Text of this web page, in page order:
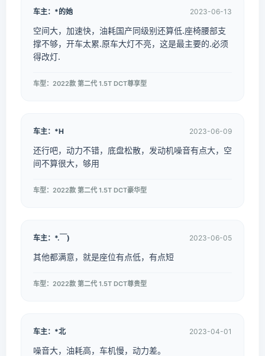
车主：*的她 2023-06-13
空间大，加速快，油耗国产同级别还算低.座椅腰部支
撑不够，开车太累.原车大灯不亮，这是最主要的.必须
得改灯.
车型：2022款 第二代 1.5T DCT尊享型
车主：*H 2023-06-09
还行吧，动力不错，底盘松散，发动机噪音有点大，空
间不算很大，够用
车型：2022款 第二代 1.5T DCT豪华型
车主：*.￣) 2023-06-05
其他都满意，就是座位有点低，有点短
车型：2022款 第二代 1.5T DCT尊贵型
车主：*北 2023-04-01
噪音大，油耗高，车机慢，动力差。